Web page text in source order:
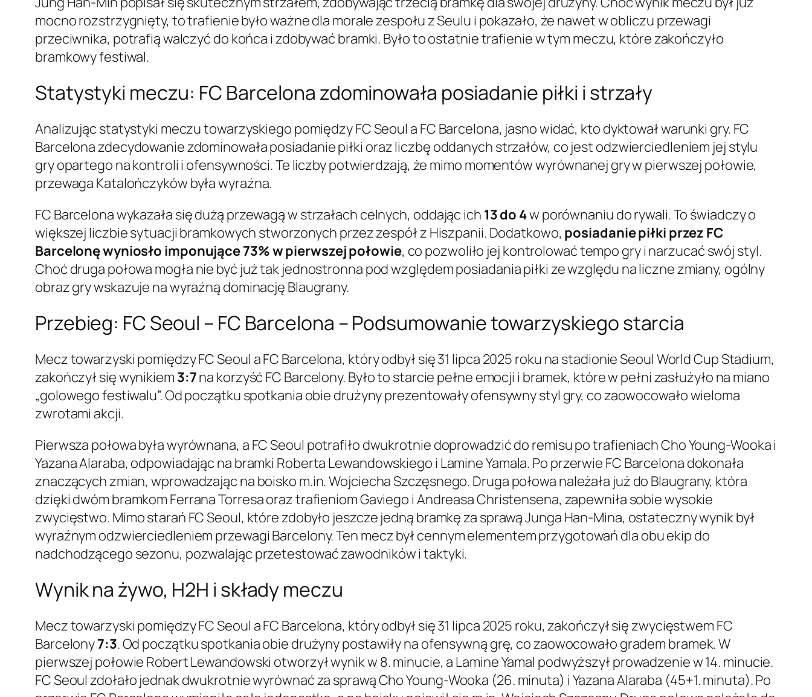
mocno rozstrzygnięty, to trafienie było ważne dla morale zespołu z Seulu i pokazało, że nawet w obliczu przewagi
przeciwnika, potrafią walczyć do końca i zdobywać bramki. Było to ostatnie trafienie w tym meczu, które zakończyło
bramkowy festiwal.
Statystyki meczu: FC Barcelona zdominowała posiadanie piłki i strzały
Analizując statystyki meczu towarzyskiego pomiędzy FC Seoul a FC Barcelona, jasno widać, kto dyktował warunki gry. FC
Barcelona zdecydowanie zdominowała posiadanie piłki oraz liczbę oddanych strzałów, co jest odzwierciedleniem jej stylu
gry opartego na kontroli i ofensywności. Te liczby potwierdzają, że mimo momentów wyrównanej gry w pierwszej połowie,
przewaga Katalończyków była wyraźna.
FC Barcelona wykazała się dużą przewagą w strzałach celnych, oddając ich 13 do 4w porównaniu do rywali. To świadczy o
większej liczbie sytuacji bramkowych stworzonych przez zespół z Hiszpanii. Dodatkowo, posiadanie piłki przez FC
Barcelonę wyniosło imponujące 73% w pierwszej połowie, co pozwoliło jej kontrolować tempo gry i narzucać swój styl.
Choć druga połowa mogła nie być już tak jednostronna pod względem posiadania piłki ze względu na liczne zmiany, ogólny
obraz gry wskazuje na wyraźną dominację Blaugrany.
Przebieg: FC Seoul – FC Barcelona – Podsumowanie towarzyskiego starcia
Mecz towarzyski pomiędzy FC Seoul a FC Barcelona, który odbył się 31 lipca 2025 roku na stadionie Seoul World Cup Stadium,
zakończył się wynikiem 3:7na korzyść FC Barcelony. Było to starcie pełne emocji i bramek, które w pełni zasłużyło na miano
„golowego festiwalu”. Od początku spotkania obie drużyny prezentowały ofensywny styl gry, co zaowocowało wieloma
zwrotami akcji.
Pierwsza połowa była wyrównana, a FC Seoul potrafiło dwukrotnie doprowadzić do remisu po trafieniach Cho Young-Wooka i
Yazana Alaraba, odpowiadając na bramki Roberta Lewandowskiego i Lamine Yamala. Po przerwie FC Barcelona dokonała
znaczących zmian, wprowadzając na boisko m.in. Wojciecha Szczęsnego. Druga połowa należała już do Blaugrany, która
dzięki dwóm bramkom Ferrana Torresa oraz trafieniom Gaviego i Andreasa Christensena, zapewniła sobie wysokie
zwycięstwo. Mimo starań FC Seoul, które zdobyło jeszcze jedną bramkę za sprawą Junga Han-Mina, ostateczny wynik był
wyraźnym odzwierciedleniem przewagi Barcelony. Ten mecz był cennym elementem przygotowań dla obu ekip do
nadchodzącego sezonu, pozwalając przetestować zawodników i taktyki.
Wynik na żywo, H2H i składy meczu
Mecz towarzyski pomiędzy FC Seoul a FC Barcelona, który odbył się 31 lipca 2025 roku, zakończył się zwycięstwem FC
Barcelony7:3. Od początku spotkania obie drużyny postawiły na ofensywną grę, co zaowocowało gradem bramek. W
pierwszej połowie Robert Lewandowski otworzył wynik w 8. minucie, a Lamine Yamal podwyższył prowadzenie w 14. minucie.
FC Seoul zdołało jednak dwukrotnie wyrównać za sprawą Cho Young-Wooka (26. minuta) i Yazana Alaraba (45+1. minuta). Po